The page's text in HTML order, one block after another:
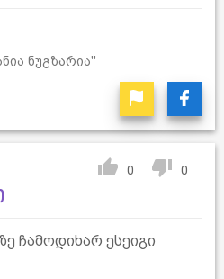
ნუგზარია''
0 0
ჩამოდიხარ ესეიგი